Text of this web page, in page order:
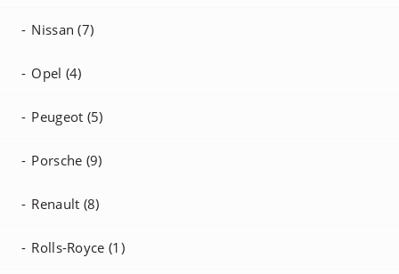
Nissan (7)
Opel (4)
Peugeot (5)
Porsche (9)
Renault (8)
Rolls-Royce (1)